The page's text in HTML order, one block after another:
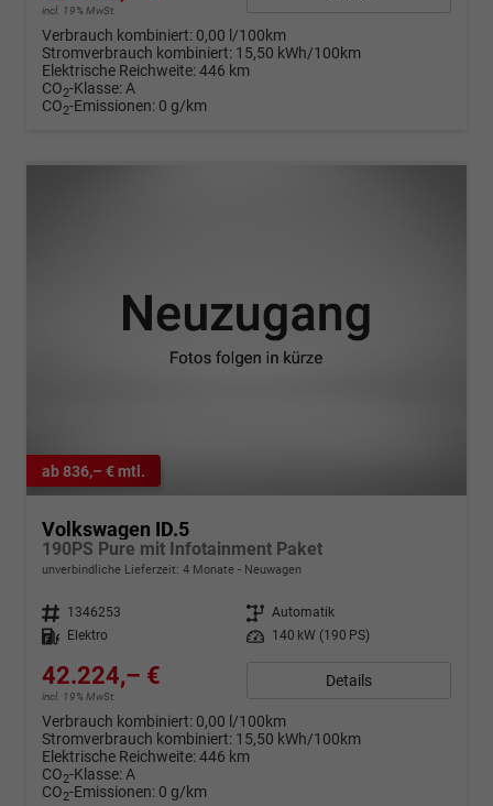
incl. 19% MwSt.
Verbrauch kombiniert: 0,00 l/100km
Stromverbrauch kombiniert: 15,50 kWh/100km
Elektrische Reichweite:446 km
CO2-Klasse:A
CO2-Emissionen: 0 g/km
ab 836,– € mtl.
Volkswagen ID.5
190PS Pure mit Infotainment Paket
unverbindliche Lieferzeit: 4 Monate Neuwagen
Fahrzeugnr. 1346253 Getriebe Automatik
Kraftstoff
Elektro Leistung 140 kW (190 PS)
42.224,– €
incl. 19% MwSt.
Details
Verbrauch kombiniert: 0,00 l/100km
Stromverbrauch kombiniert: 15,50 kWh/100km
Elektrische Reichweite:446 km
CO2-Klasse:A
CO2-Emissionen: 0 g/km